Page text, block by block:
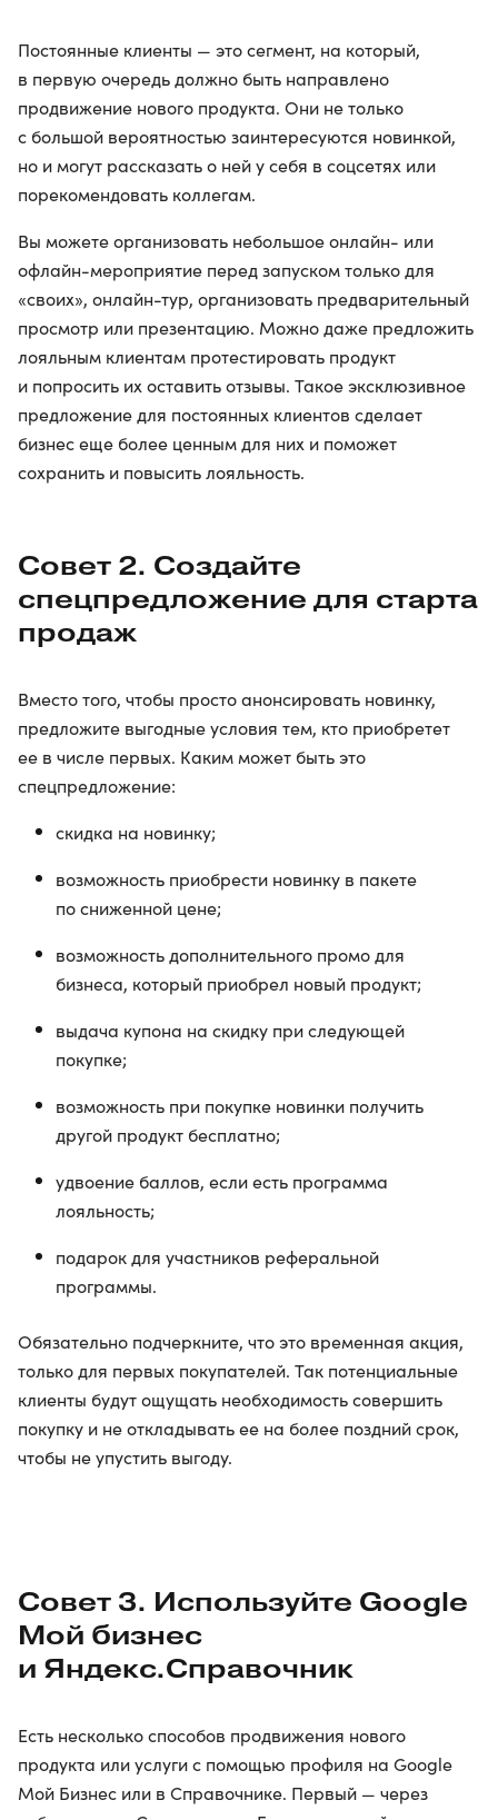
Постоянные клиенты — это сегмент, на который,
в первую очередь должно быть направлено
продвижение нового продукта. Они не только
с большой вероятностью заинтересуются новинкой,
но и могут рассказать о ней у себя в соцсетях или
порекомендовать коллегам.
Вы можете организовать небольшое онлайн- или
офлайн-мероприятие перед запуском только для
«своих», онлайн-тур, организовать предварительный
просмотр или презентацию. Можно даже предложить
лояльным клиентам протестировать продукт
и попросить их оставить отзывы. Такое эксклюзивное
предложение для постоянных клиентов сделает
бизнес еще более ценным для них и поможет
сохранить и повысить лояльность.
Совет 2. Создайте
спецпредложение для старта
продаж
Вместо того, чтобы просто анонсировать новинку,
предложите выгодные условия тем, кто приобретет
ее в числе первых. Каким может быть это
спецпредложение:
скидка на новинку;
возможность приобрести новинку в пакете
по сниженной цене;
возможность дополнительного промо для
бизнеса, который приобрел новый продукт;
выдача купона на скидку при следующей
покупке;
возможность при покупке новинки получить
другой продукт бесплатно;
удвоение баллов, если есть программа
лояльность;
подарок для участников реферальной
программы.
Обязательно подчеркните, что это временная акция,
только для первых покупателей. Так потенциальные
клиенты будут ощущать необходимость совершить
покупку и не откладывать ее на более поздний срок,
чтобы не упустить выгоду.
Совет 3. Используйте Google
Мой бизнес
и Яндекс.Справочник
Есть несколько способов продвижения нового
продукта или услуги с помощью профиля на Google
Мой Бизнес или в Справочнике. Первый — через